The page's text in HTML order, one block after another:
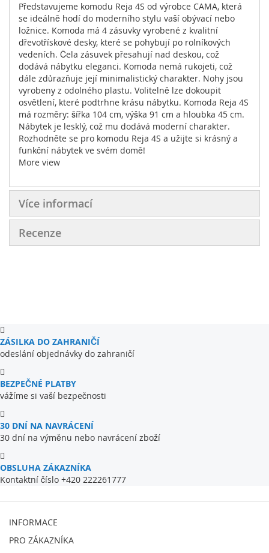
Představujeme komodu Reja 4S od výrobce CAMA, která
se ideálně hodí do moderního stylu vaší obývací nebo
ložnice. Komoda má 4 zásuvky vyrobené z kvalitní
dřevotřískové desky, které se pohybují po rolníkových
vedeních. Čela zásuvek přesahují nad deskou, což
dodává nábytku eleganci. Komoda nemá rukojeti, což
dále zdůrazňuje její minimalistický charakter. Nohy jsou
vyrobeny z odolného plastu. Volitelně lze dokoupit
osvětlení, které podtrhne krásu nábytku. Komoda Reja 4S
má rozměry: šířka 104 cm, výška 91 cm a hloubka 45 cm.
Nábytek je lesklý, což mu dodává moderní charakter.
Rozhodněte se pro komodu Reja 4S a užijte si krásný a
funkční nábytek ve svém domě!
More view
Více informací
Recenze
ZÁSILKA DO ZAHRANIČÍ
odeslání objednávky do zahraničí
BEZPEČNÉ PLATBY
vážíme si vaší bezpečnosti
30 DNÍ NA NAVRÁCENÍ
30 dní na výměnu nebo navrácení zboží
OBSLUHA ZÁKAZNÍKA
Kontaktní číslo +420 222261777
INFORMACE
PRO ZÁKAZNÍKA